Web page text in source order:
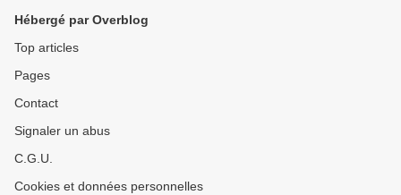
Hébergé par Overblog
Top articles
Pages
Contact
Signaler un abus
C.G.U.
Cookies et données personnelles